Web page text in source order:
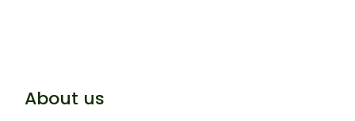
About us